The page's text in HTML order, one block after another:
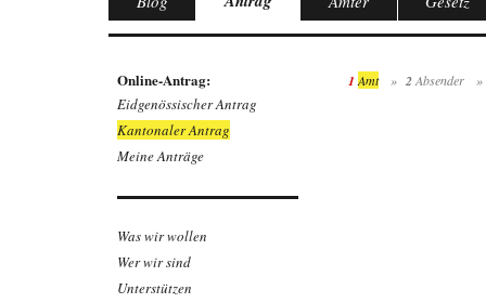
Online-Antrag:
Eidgenössischer Antrag
Kantonaler Antrag
Meine Anträge
Was wir wollen
Wer wir sind
Unterstützen
1 Amt » 2Absender »